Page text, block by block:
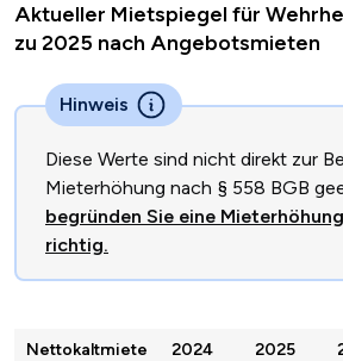
Aktueller Mietspiegel für
zu 2025 nach Angebotsmieten
Hinweis
Diese Werte sind nicht direkt zur
Mieterhöhung nach § 558 BGB
begründen Sie eine
richtig.
Nettokaltmiete
2024 2025